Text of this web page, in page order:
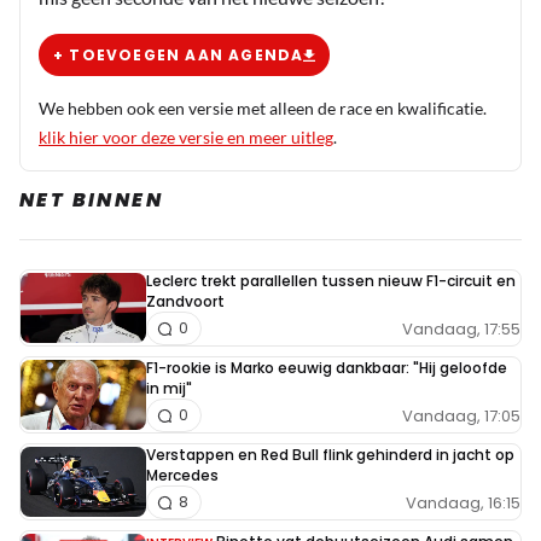
F1-Fan72
Was het niet zo dat de band van de velg afliep?
Closecall
zojuist even een paar onboard beelden gekeken om
het goed te kunnen zien.
Pascale
20 oktober 2025 00:13
Zeker voor Fernando en de Hulk zijn zo mogelijk heel
kostbare punten verloren gegaan. Tussen plek 9 en
13 zitten maar in totaal 3 of 4 punten verschil (
+ TOEVOEGEN AAN AGENDA
We hebben ook een versie met alleen de race en kwalificatie.
klik hier voor deze versie en meer uitleg.
NET BINNEN
Leclerc trekt parallellen tussen nieuw F1-circuit en
Zandvoort
Vandaag, 17:55
0
F1-rookie is Marko eeuwig dankbaar: "Hij geloofde
in mij"
Vandaag, 17:05
0
Verstappen en Red Bull flink gehinderd in jacht op
Mercedes
Vandaag, 16:15
8